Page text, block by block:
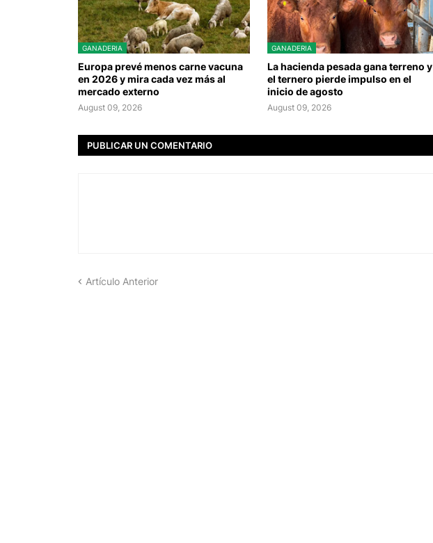
GANADERIA
Europa prevé menos carne vacuna
en 2026 y mira cada vez más al
mercado externo
August 09, 2026
GANADERIA
La hacienda pesada gana terreno y
el ternero pierde impulso en el
inicio de agosto
August 09, 2026
PUBLICAR UN COMENTARIO
Artículo Anterior